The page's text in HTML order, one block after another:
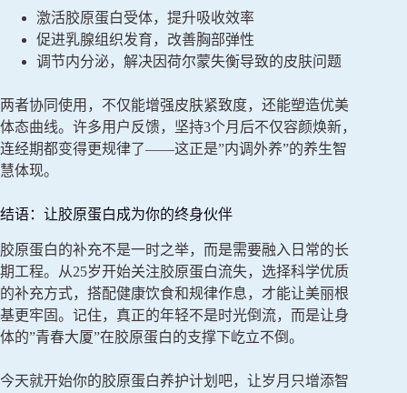
激活胶原蛋白受体，提升吸收效率
促进乳腺组织发育，改善胸部弹性
调节内分泌，解决因荷尔蒙失衡导致的皮肤问题
两者协同使用，不仅能增强皮肤紧致度，还能塑造优美
体态曲线。许多用户反馈，坚持3个月后不仅容颜焕新，
连经期都变得更规律了——这正是”内调外养”的养生智
慧体现。
结语：让胶原蛋白成为你的终身伙伴
胶原蛋白的补充不是一时之举，而是需要融入日常的长
期工程。从25岁开始关注胶原蛋白流失，选择科学优质
的补充方式，搭配健康饮食和规律作息，才能让美丽根
基更牢固。记住，真正的年轻不是时光倒流，而是让身
体的”青春大厦”在胶原蛋白的支撑下屹立不倒。
今天就开始你的胶原蛋白养护计划吧，让岁月只增添智